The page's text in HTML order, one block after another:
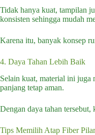
Tidak hanya kuat, tampilan
konsisten sehingga mudah
Karena itu, banyak konsep
4. Daya Tahan Lebih Baik
Selain kuat, material ini juga
panjang tetap aman.
Dengan daya tahan
Tips Memilih Atap Fiber